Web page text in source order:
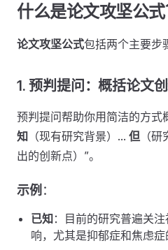
什么是论文攻坚公式
论文攻坚公式包括两个主要步
1. 预判提问：概括论文
预判提问帮助你用简洁的方式
知 （现有研究背景）... 但 （
出的创新点）”。
示例 ：
已知 ：目前的研究普遍关
响，尤其是抑郁症和焦虑症